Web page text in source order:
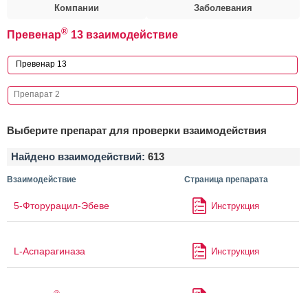
Компании Заболевания
Превенар® 13 взаимодействие
Выберите препарат для проверки взаимодействия
Найдено взаимодействий: 613
Взаимодействие Страница препарата
5-Фторурацил-Эбеве Инструкция
L-Аспарагиназа Инструкция